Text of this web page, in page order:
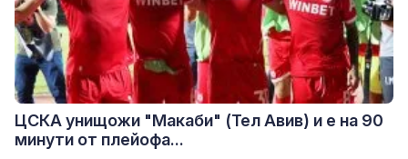
ЦСКА унищожи "Макаби" (Тел Авив) и е на 90
минути от плейофа...